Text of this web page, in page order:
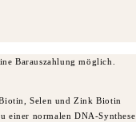
Barauszahlung möglich.
Selen und Zink Biotin
einer normalen DNA-Synthese